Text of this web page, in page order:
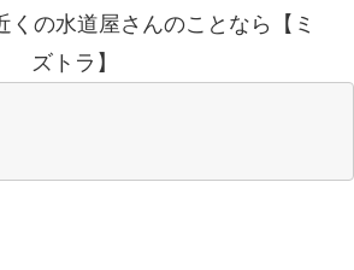
くの水道屋さんのことなら【ミ
ズトラ】